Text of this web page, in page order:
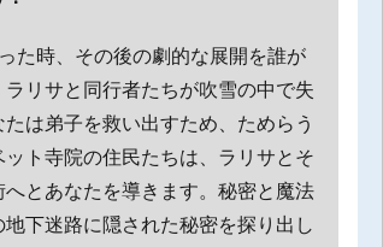
た時、その後の劇的な展開を誰が
リサと同行者たちが吹雪の中で失
は弟子を救い出すため、ためらう
ト寺院の住民たちは、ラリサとそ
とあなたを導きます。秘密と魔法
下迷路に隠された秘密を探り出し